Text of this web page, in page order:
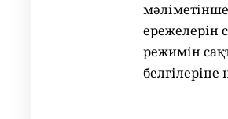
ережелерін
режимін
белгілеріне